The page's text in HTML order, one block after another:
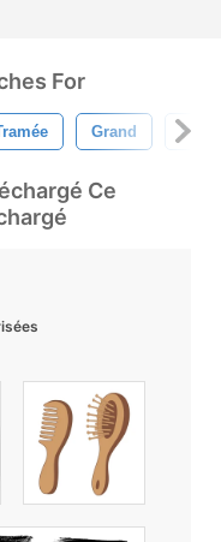
For
Grand Pop
Ce